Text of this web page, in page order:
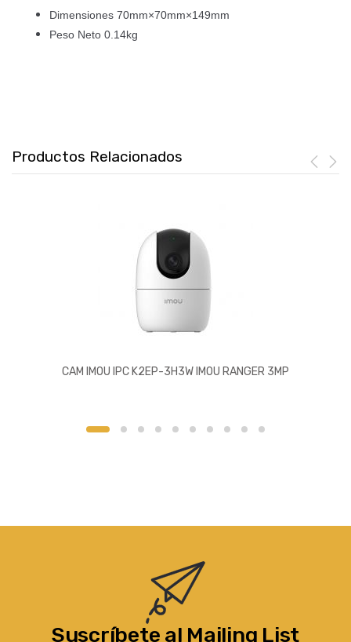
Dimensiones 70mm×70mm×149mm
Peso Neto 0.14kg
Productos Relacionados
CAM IMOU IPC K2EP-3H3W IMOU RANGER 3MP
Suscríbete al Mailing List